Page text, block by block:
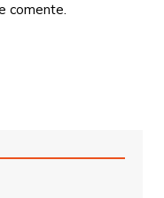
comente.